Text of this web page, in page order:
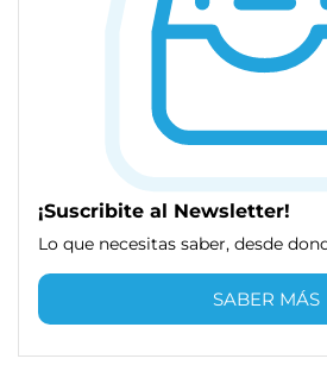
¡Suscribite al Newsletter!
Lo que necesitas saber, desde
SABER MÁS